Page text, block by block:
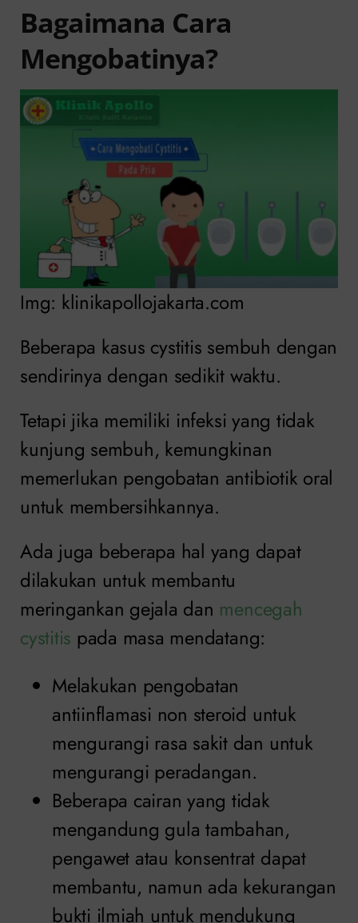
Bagaimana Cara
Mengobatinya?
Img: klinikapollojakarta.com
Beberapa kasus cystitis sembuh dengan
sendirinya dengan sedikit waktu.
Tetapi jika memiliki infeksi yang tidak
kunjung sembuh, kemungkinan
memerlukan pengobatan antibiotik oral
untuk membersihkannya.
Ada juga beberapa hal yang dapat
dilakukan untuk membantu
meringankan gejala dan mencegah
cystitis pada masa mendatang:
Melakukan pengobatan
antiinflamasi non steroid untuk
mengurangi rasa sakit dan untuk
mengurangi peradangan.
Beberapa cairan yang tidak
mengandung gula tambahan,
pengawet atau konsentrat dapat
membantu, namun ada kekurangan
bukti ilmiah untuk mendukung